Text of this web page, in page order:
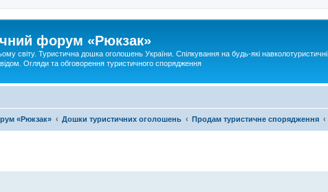
форум «Рюкзак»
світу. Туристична дошка оголошень України. Спілкування на будь-які навколотуристичні
Огляди та обговорення туристичного спорядження
«Рюкзак» Дошки туристичних оголошень Продам туристичне спорядження